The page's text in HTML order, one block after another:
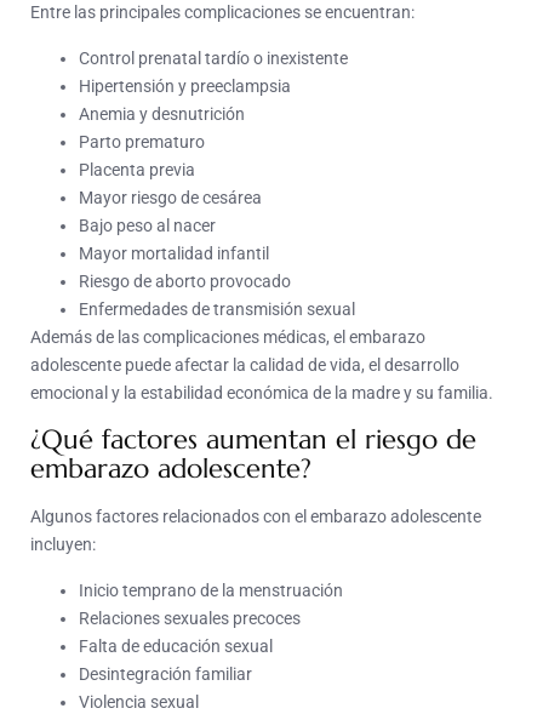
Entre las principales complicaciones se encuentran:
Control prenatal tardío o inexistente
Hipertensión y preeclampsia
Anemia y desnutrición
Parto prematuro
Placenta previa
Mayor riesgo de cesárea
Bajo peso al nacer
Mayor mortalidad infantil
Riesgo de aborto provocado
Enfermedades de transmisión sexual
Además de las complicaciones médicas, el embarazo
adolescente puede afectar la calidad de vida, el desarrollo
emocional y la estabilidad económica de la madre y su familia.
¿Qué factores aumentan el riesgo de
embarazo adolescente?
Algunos factores relacionados con el embarazo adolescente
incluyen:
Inicio temprano de la menstruación
Relaciones sexuales precoces
Falta de educación sexual
Desintegración familiar
Violencia sexual